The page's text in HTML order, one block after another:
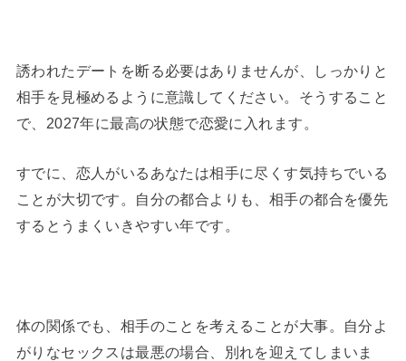
誘われたデートを断る必要はありませんが、しっかりと
相手を見極めるように意識してください。そうすること
で、2027年に最高の状態で恋愛に入れます。
すでに、恋人がいるあなたは相手に尽くす気持ちでいる
ことが大切です。自分の都合よりも、相手の都合を優先
するとうまくいきやすい年です。
体の関係でも、相手のことを考えることが大事。自分よ
がりなセックスは最悪の場合、別れを迎えてしまいま